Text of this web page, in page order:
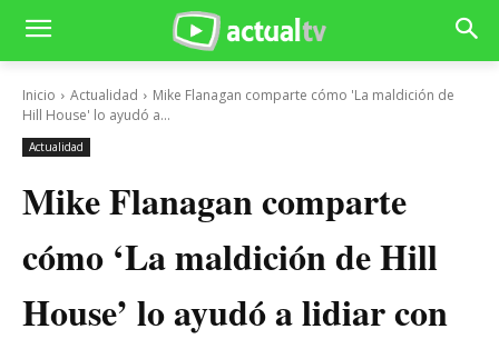
Inicio Actualidad
Mike Flanagan comparte cómo 'La maldición de
Hill House' lo ayudó a...
Actualidad
Mike Flanagan comparte
cómo ‘La maldición de Hill
House’ lo ayudó a lidiar con